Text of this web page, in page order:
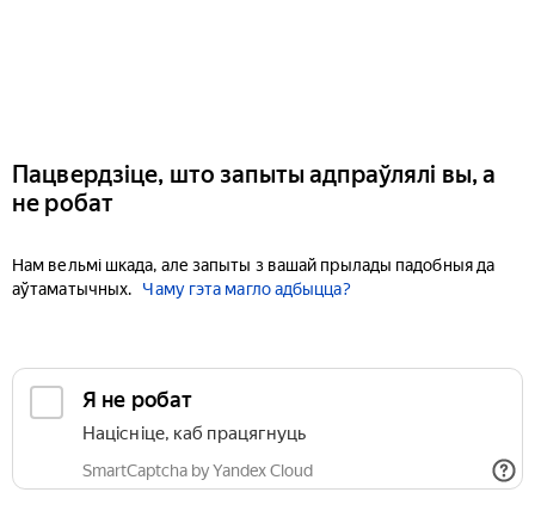
Пацвердзіце, што запыты адпраўлялі вы, а
не робат
Нам вельмі шкада, але запыты з вашай прылады падобныя да
аўтаматычных.
Чаму гэта магло адбыцца?
Я не робат
Націсніце, каб працягнуць
SmartCaptcha by Yandex Cloud